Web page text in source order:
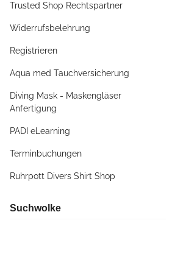
Trusted Shop Rechtspartner
Widerrufsbelehrung
Registrieren
Aqua med Tauchversicherung
Diving Mask - Maskengläser
Anfertigung
PADI eLearning
Terminbuchungen
Ruhrpott Divers Shirt Shop
Suchwolke